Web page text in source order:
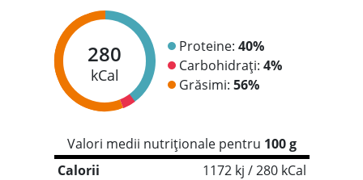
280
kCal
Proteine: 40%
Carbohidrați: 4%
Grăsimi: 56%
Valori medii nutriționale pentru 100 g
Calorii
1172 kj / 280 kCal